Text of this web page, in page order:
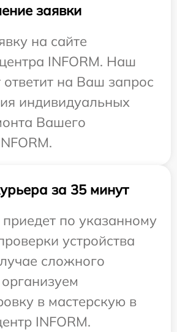
заявки
на сайте
INFORM. Наш
ответит на Ваш запрос
индивидуальных
Вашего
за 35 минут
по указанному
устройства
сложного
в мастерскую в
INFORM.